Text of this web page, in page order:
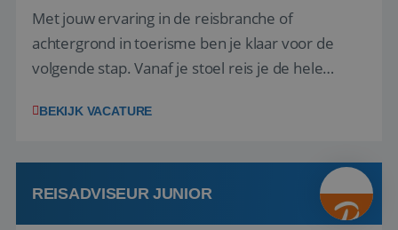
Met jouw ervaring in de reisbranche of
achtergrond in toerisme ben je klaar voor de
volgende stap. Vanaf je stoel reis je de hele
wensen van je team, je klant en wat er in de
klanten te overtuigen om die droomreis te
boeken! ...
BEKIJK VACATURE
REISADVISEUR JUNIOR